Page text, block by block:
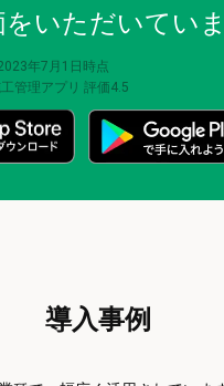
いただいていま
年7月1日時点
管理アプリ 評価4.5
導入事例